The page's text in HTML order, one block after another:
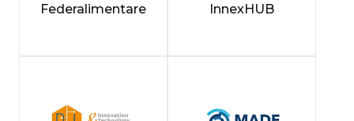
Federalimentare InnexHUB